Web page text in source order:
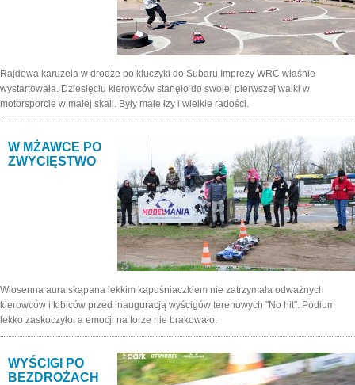
Rajdowa karuzela w drodze po kluczyki do Subaru Imprezy WRC właśnie
wystartowała. Dziesięciu kierowców stanęło do swojej pierwszej walki w
motorsporcie w małej skali. Były małe łzy i wielkie radości.
W MŻAWCE PO
ZWYCIĘSTWO
Wiosenna aura skąpana lekkim kapuśniaczkiem nie zatrzymała odważnych
kierowców i kibiców przed inauguracją wyścigów terenowych "No hit". Podium
lekko zaskoczyło, a emocji na torze nie brakowało.
WYŚCIGI PO
BEZDROŻACH